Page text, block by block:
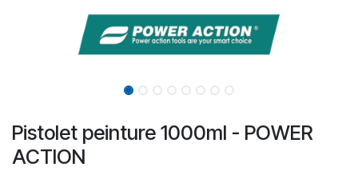
Pistolet peinture 1000ml - POWER
ACTION